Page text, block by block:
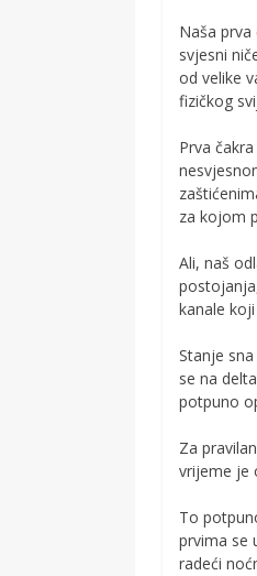
Naša
svjesni
od velike
fizičkog
Prva
za kojom
Ali, naš
kanale
Stanje
se na
potpuno
Za
vrijeme je
To
prvima se
radeći